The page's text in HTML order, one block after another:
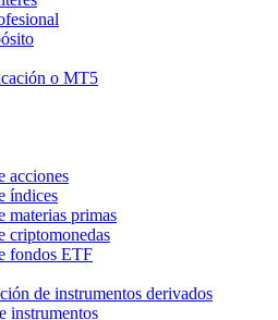
o MT5
acciones
índices
materias primas
criptomonedas
fondos ETF
de instrumentos derivados
instrumentos